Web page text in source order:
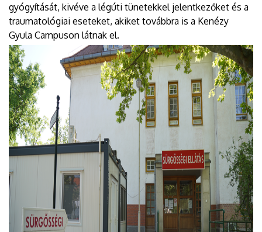
gyógyítását, kivéve a légúti tünetekkel jelentkezőket és a
traumatológiai eseteket, akiket továbbra is a Kenézy
Gyula Campuson látnak el.